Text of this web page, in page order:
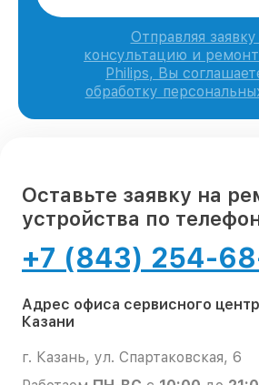
Отправляя
консультацию и
Philips, Вы
обработку
Оставьте заявку на
устройства по
+7 (843) 254-
Адрес офиса сервисного
Казани
г. Казань, ул. Спартаковская, 6